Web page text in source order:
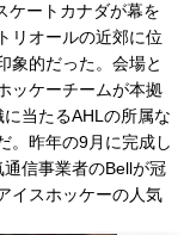
ケートカナダが幕を
リオールの近郊に位
象的だった。会場と
ッケーチームが本拠
当たるAHLの所属な
。昨年の9月に完成し
信事業者のBellが冠
イスホッケーの人気